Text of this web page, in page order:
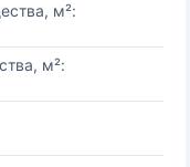
м²:
м²: